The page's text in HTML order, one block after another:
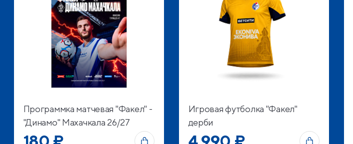
Программка матчевая "Факел" -
"Динамо" Махачкала 26/27
Игровая футболка "Факел"
дерби